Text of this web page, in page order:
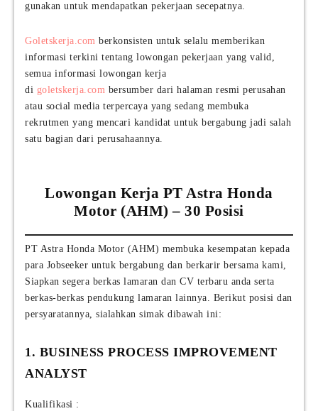
gunakan untuk mendapatkan pekerjaan secepatnya.
Goletskerja.com berkonsisten untuk selalu memberikan
informasi terkini tentang lowongan pekerjaan yang valid,
semua informasi lowongan kerja
di goletskerja.com bersumber dari halaman resmi perusahan
atau social media terpercaya yang sedang membuka
rekrutmen yang mencari kandidat untuk bergabung jadi salah
satu bagian dari perusahaannya.
Lowongan Kerja PT Astra Honda
Motor (AHM) – 30 Posisi
PT Astra Honda Motor (AHM) membuka kesempatan kepada
para Jobseeker untuk bergabung dan berkarir bersama kami,
Siapkan segera berkas lamaran dan CV terbaru anda serta
berkas-berkas pendukung lamaran lainnya. Berikut posisi dan
persyaratannya, sialahkan simak dibawah ini:
1. BUSINESS PROCESS IMPROVEMENT
ANALYST
Kualifikasi :